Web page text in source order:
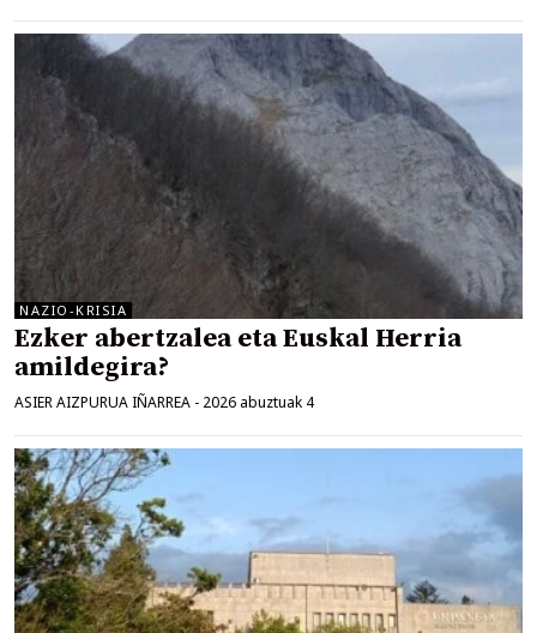
NAZIO-KRISIA
Ezker abertzalea eta Euskal Herria
amildegira?
ASIER AIZPURUA IÑARREA - 2026 abuztuak 4